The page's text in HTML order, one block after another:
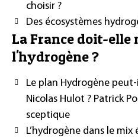
choisir ?
Des écosystèmes
La France doit-elle
l'hydrogène ?
Le plan Hydrogène
Nicolas Hulot ? Patrick
sceptique
L’hydrogène dans le